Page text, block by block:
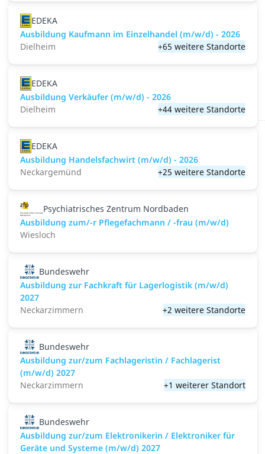
EDEKA
Ausbildung Kaufmann im Einzelhandel (m/w/d) - 2026
Dielheim
+65 weitere Standorte
EDEKA
Ausbildung Verkäufer (m/w/d) - 2026
Dielheim
+44 weitere Standorte
EDEKA
Ausbildung Handelsfachwirt (m/w/d) - 2026
Neckargemünd
+25 weitere Standorte
Psychiatrisches Zentrum Nordbaden
Ausbildung zum/-r Pflegefachmann / -frau (m/w/d)
Wiesloch
Bundeswehr
Ausbildung zur Fachkraft für Lagerlogistik (m/w/d)
2027
Neckarzimmern
+2 weitere Standorte
Bundeswehr
Ausbildung zur/zum Fachlageristin / Fachlagerist
(m/w/d) 2027
Neckarzimmern
+1 weiterer Standort
Bundeswehr
Ausbildung zur/zum Elektronikerin / Elektroniker für
Geräte und Systeme (m/w/d) 2027